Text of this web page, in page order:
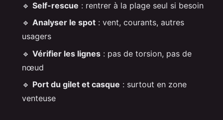
🔹 Self-rescue : rentrer à la plage seul si besoin
🔹 Analyser le spot : vent, courants, autres
usagers
🔹 Vérifier les lignes : pas de torsion, pas de
nœud
🔹 Port du gilet et casque : surtout en zone
venteuse